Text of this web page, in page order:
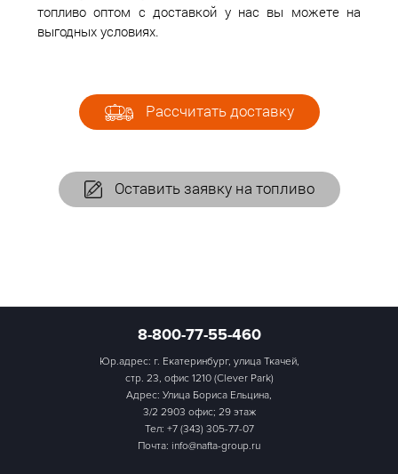
топливо оптом с доставкой у нас вы можете на
выгодных условиях.
Рассчитать доставку
Оставить заявку на топливо
8-800-77-55-460
Юр.адрес: г. Екатеринбург, улица Ткачей,
стр. 23, офис 1210 (Clever Park)
Адрес: Улица Бориса Ельцина,
3/2 2903 офис; 29 этаж
Тел: +7 (343) 305-77-07
Почта: info@nafta-group.ru